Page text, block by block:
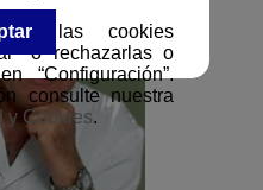
las cookies
o rechazarlas o
“Configuración”.
consulte nuestra
y Cookies.